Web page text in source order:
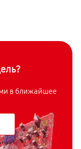
в ближайшее